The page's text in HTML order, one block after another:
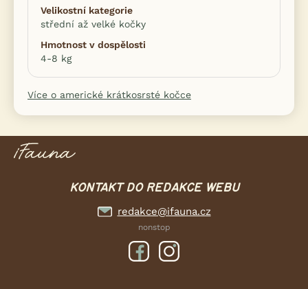
Velikostní kategorie
střední až velké kočky
Hmotnost v dospělosti
4-8 kg
Více o americké krátkosrsté kočce
KONTAKT DO REDAKCE WEBU
redakce@ifauna.cz
nonstop